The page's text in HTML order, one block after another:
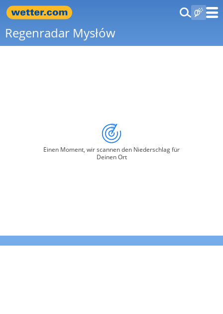
Regenradar Mysłów
Einen Moment, wir scannen den Niederschlag für
Deinen Ort